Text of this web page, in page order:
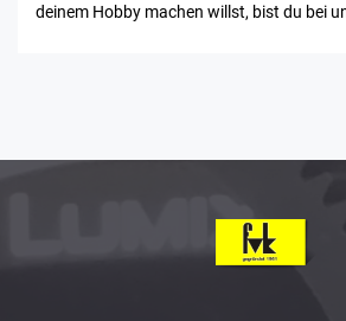
deinem Hobby machen willst, bist du bei